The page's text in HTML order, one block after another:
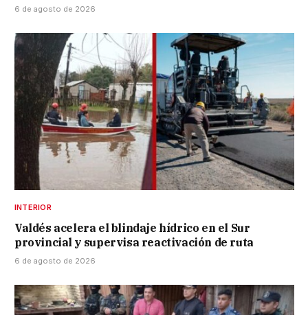
6 de agosto de 2026
INTERIOR
Valdés acelera el blindaje hídrico en el Sur
provincial y supervisa reactivación de ruta
6 de agosto de 2026